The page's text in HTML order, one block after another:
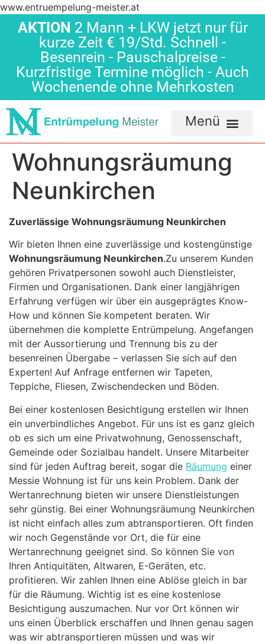
www.entruempelung-meister.at
AKTION 2 Mann + LKW jetzt nur für
kurze Zeit € 19/Std. Schnell -
Besenrein - Pauschalpreise -
Kurzfristige Termine möglich - Auch
Wochenende ohne Mehrkosten
Wohnungsräumung
Neunkirchen
Zuverlässige Wohnungsräumung Neunkirchen
Wir bieten Ihnen eine zuverlässige und kostengünstige
Wohnungsräumung Neunkirchen.Zu unserem Kunden
gehören Privatpersonen sowohl auch Dienstleister,
Firmen und Organisationen. Dank einer langjährigen
Erfahrung verfügen wir über ein ausgeprägtes Know-
How und können Sie kompetent beraten. Wir
übernehmen die komplette Entrümpelung. Angefangen
mit der Aussortierung und Trennung bis zu der
besenreinen Übergabe – verlassen Sie sich auf den
Experten! Auf Anfrage entfernen wir Tapeten,
Teppiche, Fliesen, Zwischendecken und Böden.
Bei einer kostenlosen Besichtigung erstellen wir Ihnen
ein unverbindliches Angebot. Für uns ist es ganz gleich
ob es sich um eine Privatwohnung, Genossenschaft,
Gemeinde oder Sozialbau handelt. Unsere Mitarbeiter
sind für jeden Auftrag bereit, sogar die Räumung einer
Messie Wohnung ist für uns kein Problem. Dank der
Wertanrechnung bieten wir unsere Dienstleistungen
sehr günstig. Bei einer Wohnungsräumung Neunkirchen
ist nicht einfach alles zum abtransportieren. Oft finden
wir noch Gegenstände vor Ort, die für eine
Wertanrechnung geeignet sind. So können Sie von
Ihren Antiquitäten, Altwaren, E-Geräten, etc.
profitieren. Wir zahlen Ihnen eine Ablöse gleich in bar
für die Räumung. Wichtig ist es eine kostenlose
Besichtigung auszumachen. Nur vor Ort können wir
uns einen Überblick erschaffen und Ihnen genau sagen
was wir abtransportieren müssen und was wir